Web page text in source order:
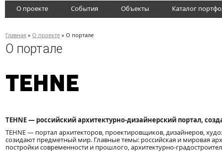
О проекте События Объекты Каталог
Главная » О проекте » О портале
О портале
TEHNE — российский архитектурно-дизайнерский портал,
TEHNE — портал архитекторов, проектировщиков, дизайнеров,
созидают предметный мир. Главные темы: российская и мировая
постройки современности и прошлого, архитектурно-